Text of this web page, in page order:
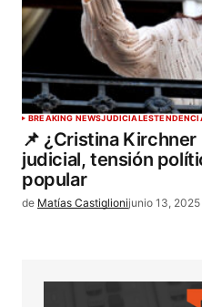
BREAKING NEWSJUDICIALES
📌 ¿Cristina
judicial, tensión
popular
de Matías Castiglionijunio 13, 2025